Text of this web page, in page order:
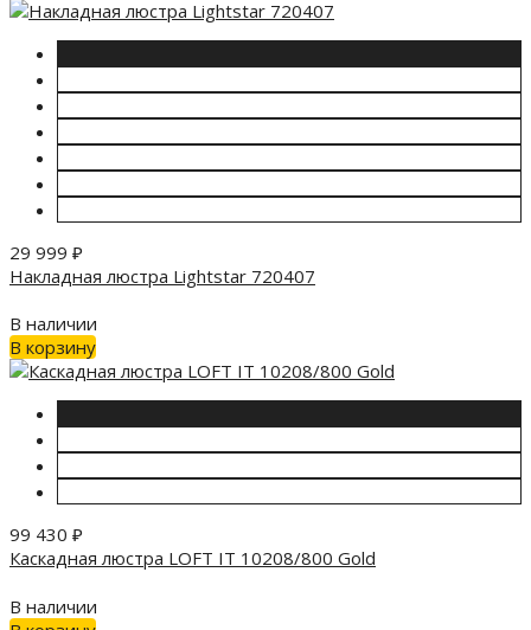
29 999 ₽
Накладная люстра Lightstar 720407
В наличии
В корзину
99 430 ₽
Каскадная люстра LOFT IT 10208/800 Gold
В наличии